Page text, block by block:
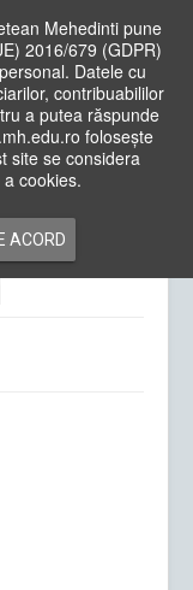
Mehedinti pune
2016/679 (GDPR)
Datele cu
contribuabililor
a putea răspunde
folosește
site se considera
cookies.
ACORD